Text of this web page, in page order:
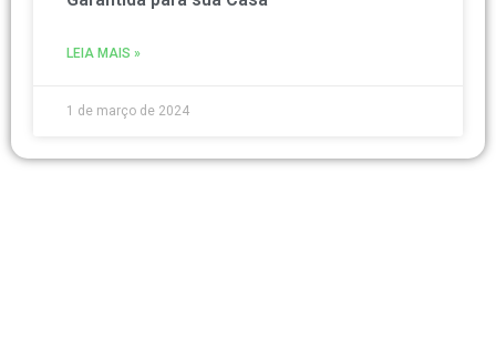
LEIA MAIS »
1 de março de 2024